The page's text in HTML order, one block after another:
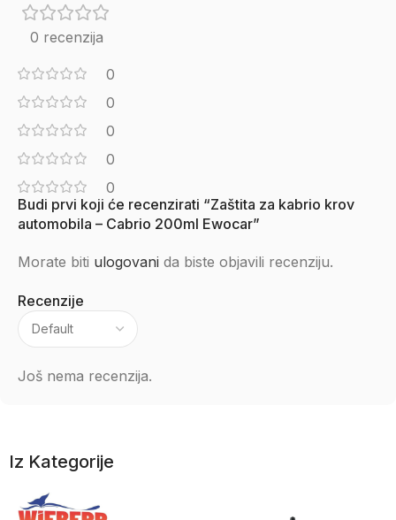
0 recenzija
0
0
0
0
0
Recenzije
Još nema recenzija.
Budi prvi koji će recenzirati “Zaštita za kabrio krov
automobila – Cabrio 200ml Ewocar”
Morate biti ulogovani da biste objavili recenziju.
Iz Kategorije